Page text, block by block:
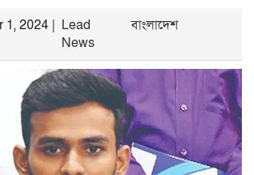
1, 2024 | Lead
News
বাংলাদেশ